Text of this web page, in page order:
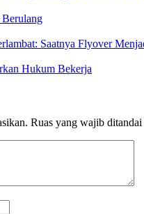
Saatnya Flyover
Hukum Bekerja
Ruas yang wajib ditandai